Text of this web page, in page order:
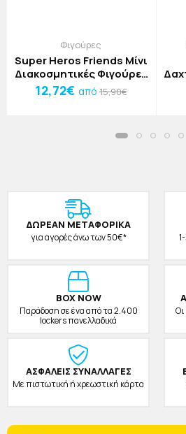
Φιγούρες
Super Heros Friends Μίνι
Διακοσμητικές Φιγούρες
Σετ 4τμχ
12,72€ από 15,90€
ΔΩΡΕAΝ ΜΕΤΑΦΟΡΙΚΑ
για αγορές άνω των 50€*
BOX NOW
Παράδοση σε ένα από τα 2.400
lockers πανελλαδικά
ΑΣΦΑΛΕΙΣ ΣΥΝΑΛΛΑΓΕΣ
Με πιστωτική ή χρεωστική κάρτα